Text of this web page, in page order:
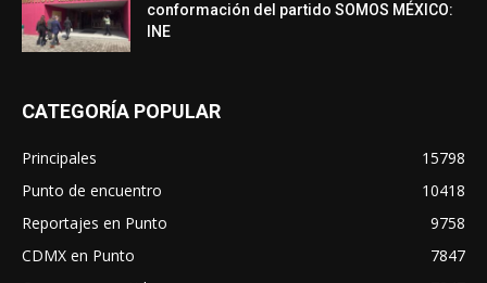
conformación del partido SOMOS MÉXICO:
INE
CATEGORÍA POPULAR
Principales
15798
Punto de encuentro
10418
Reportajes en Punto
9758
CDMX en Punto
7847